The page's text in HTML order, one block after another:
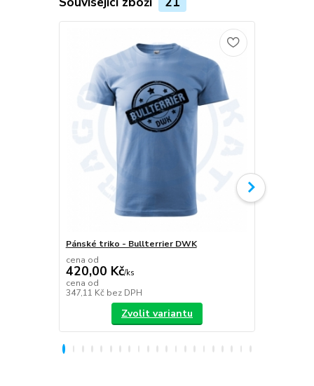
Pánské triko - Bullterrier DWK
cena od
420,00 Kč/ks
cena od
347,11 Kč bez DPH
Zvolit variantu